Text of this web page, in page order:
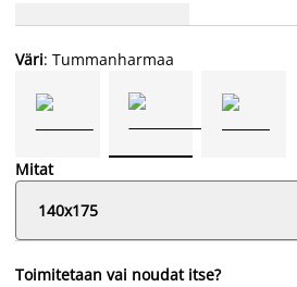
Väri: Tummanharmaa
Mitat
140x175
Toimitetaan vai noudat itse?